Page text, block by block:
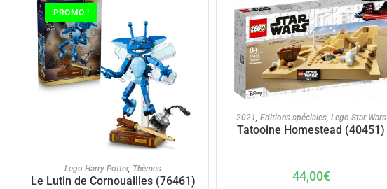
PROMO !
AJOUTER AU PANIER
Lego Harry Potter, Thèmes
Le Lutin de Cornouailles (76461)
AJOUTER AU PANIER
2021 Editions spéciales, Lego Star Wars
Tatooine Homestead (40451)
44,00€